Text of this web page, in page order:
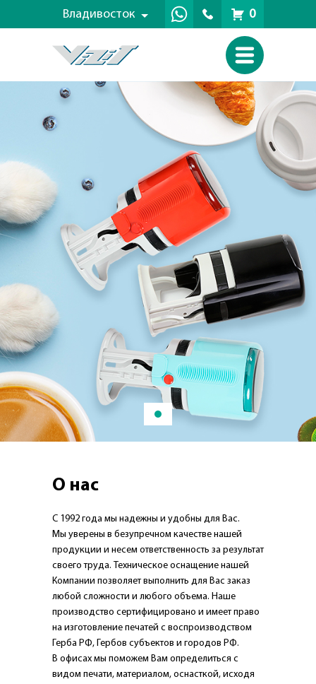
Владивосток 0
О нас
С 1992 года мы надежны и удобны для Вас.
Мы уверены в безупречном качестве нашей
продукции и несем ответственность за результат
своего труда. Техническое оснащение нашей
Компании позволяет выполнить для Вас заказ
любой сложности и любого объема. Наше
производство сертифицировано и имеет право
на изготовление печатей с воспроизводством
Герба РФ, Гербов субъектов и городов РФ.
В офисах мы поможем Вам определиться с
видом печати, материалом, оснасткой, исходя